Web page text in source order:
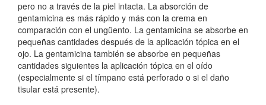
pero no a través de la piel intacta. La absorción de
gentamicina es más rápido y más con la crema en
comparación con el ungüento. La gentamicina se absorbe en
pequeñas cantidades después de la aplicación tópica en el
ojo. La gentamicina también se absorbe en pequeñas
cantidades siguientes la aplicación tópica en el oído
(especialmente si el tímpano está perforado o si el daño
tisular está presente).